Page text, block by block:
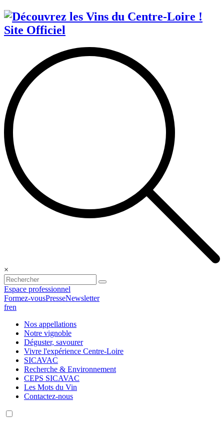
×
Espace professionnel
Formez-vousPresseNewsletter
fren
Nos appellations
Notre vignoble
Déguster, savourer
Vivre l'expérience Centre-Loire
SICAVAC
Recherche & Environnement
CEPS SICAVAC
Les Mots du Vin
Contactez-nous